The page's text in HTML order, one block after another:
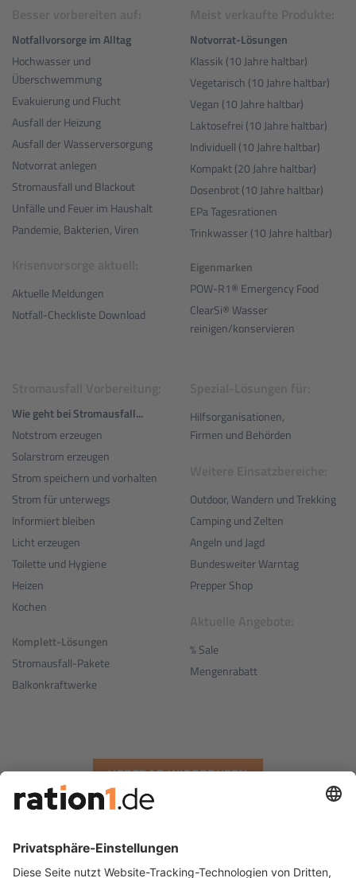
Notfallvorsorge im Alltag
Hochwasser und
Überschwemmung
Evakuierung und Flucht
Ausfall der Heizung
Ausfall der Wasserversorgung
Notvorrat anlegen
Stromausfall und Blackout
Unfälle und Feuer im Haushalt
Pandemie, Bakterien, Viren
Aktuelle Meldungen
Notfall-Checkliste Download
Notvorrat-Lösungen
Klassik (10 Jahre haltbar)
Vegetarisch (10 Jahre haltbar)
Vegan (10 Jahre haltbar)
Laktosefrei (10 Jahre haltbar)
Individuell (10 Jahre haltbar)
Kompakt (20 Jahre haltbar)
Dosenbrot (10 Jahre haltbar)
EPa Tagesrationen
Trinkwasser (10 Jahre haltbar)
Eigenmarken
POW-R1® Emergency Food
ClearSi® Wasser
reinigen/konservieren
Wie geht bei Stromausfall...
Notstrom erzeugen
Solarstrom erzeugen
Strom speichern und vorhalten
Strom für unterwegs
Informiert bleiben
Licht erzeugen
Toilette und Hygiene
Heizen
Kochen
Komplett-Lösungen
Stromausfall-Pakete
Balkonkraftwerke
Hilfsorganisationen,
Firmen und Behörden
Outdoor, Wandern und Trekking
Camping und Zelten
Angeln und Jagd
Bundesweiter Warntag
Prepper Shop
% Sale
Mengenrabatt
VERTRAG WIDERRUFEN